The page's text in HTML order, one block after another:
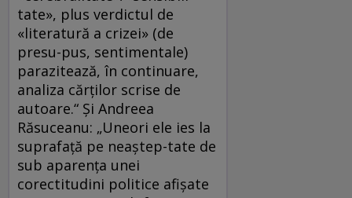
tate», plus verdictul de
«literatură a crizei» (de
presu-pus, sentimentale)
parazitează, în continuare,
analiza cărților scrise de
autoare.“ Şi Andreea
Răsuceanu: „Uneori ele ies la
suprafață pe neaștep-tate de
sub aparența unei
corectitudini politice afișate